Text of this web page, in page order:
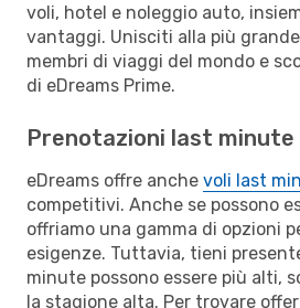
voli, hotel e noleggio auto,
vantaggi. Unisciti alla più
membri di viaggi del mondo e
di eDreams Prime.
Prenotazioni last minute
eDreams offre anche voli last
competitivi. Anche se possono
offriamo una gamma di opzioni
esigenze. Tuttavia, tieni
minute possono essere più alti,
la stagione alta. Per trovare